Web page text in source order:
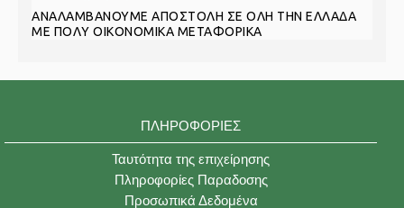
ΑNAΛΑΜΒΑΝΟΥΜΕ ΑΠΟΣΤΟΛΗ ΣΕ ΟΛΗ ΤΗΝ ΕΛΛΑΔΑ
ΜΕ ΠΟΛΥ ΟΙΚΟΝΟΜΙΚΑ ΜΕΤΑΦΟΡΙΚΑ
ΠΛΗΡΟΦΟΡΊΕΣ
Ταυτότητα της επιχείρησης
Πληροφορίες Παραδοσης
Προσωπικά Δεδομένα